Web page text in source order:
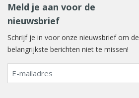
Meld je aan voor de
nieuwsbrief
Schrijf je in voor onze nieuwsbrief om de
belangrijkste berichten niet te missen!
E-
mailadres